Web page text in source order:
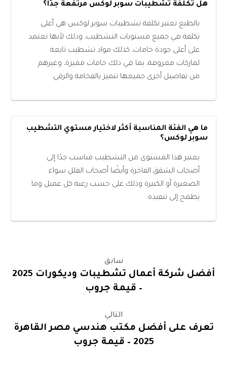
هل تكلفة تشطيبات سوبر لوكس مرتفعة جدًا؟
بالطبع تعتبر تكلفة تشطيبات سوبر لوكس هي أعلى
تكلفة في جميع مستويات التشطيب، وذلك لأنها تعتمد
على أعلى جودة خامات، كذلك مواد تشطيب تابعة
لماركات معروفة، بما في ذلك خامات مميزة، وغيرهم
من تفاصيل أخرى جميعها تتميز بالفخامة والرقي.
ما هي الفئة المناسبة أكثر لاختيار مستوي التشطيب
سوبر لوكس؟
يعتبر هذا المستوى من التشطيب مناسب جدًا إلى
أصحاب الشقق الفاخرة وأيضًا أصحاب الفلل سواء
الصغيرة أو الكبيرة وذلك على حسب رغبة كل عميل وما
يطمح إلى تنفيذه.
سابق
أفضل شركة أعمال تشطيبات وديكورات 2025
– قيمة جروب
التالي
تعرف على أفضل مكتب هندسي مصر القاهرة
2025 – قيمة جروب